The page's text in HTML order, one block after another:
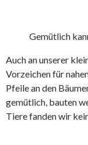
Gemütlich
Auch an unserer
Vorzeichen für
Pfeile an den
gemütlich, bauten
Tiere fanden wir